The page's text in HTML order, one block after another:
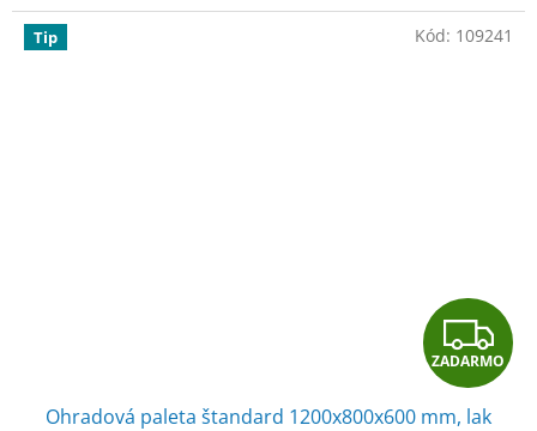
Tip
Z
A
ZADARMO
Ohradová paleta štandard 1200x800x600 mm, lak
Kód: 109241